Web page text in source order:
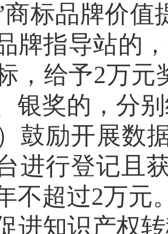
商标品牌价值
牌指导站的
，给予2万元
银奖的，分
）鼓励开展数
进行登记且
不超过2万元
进知识产权